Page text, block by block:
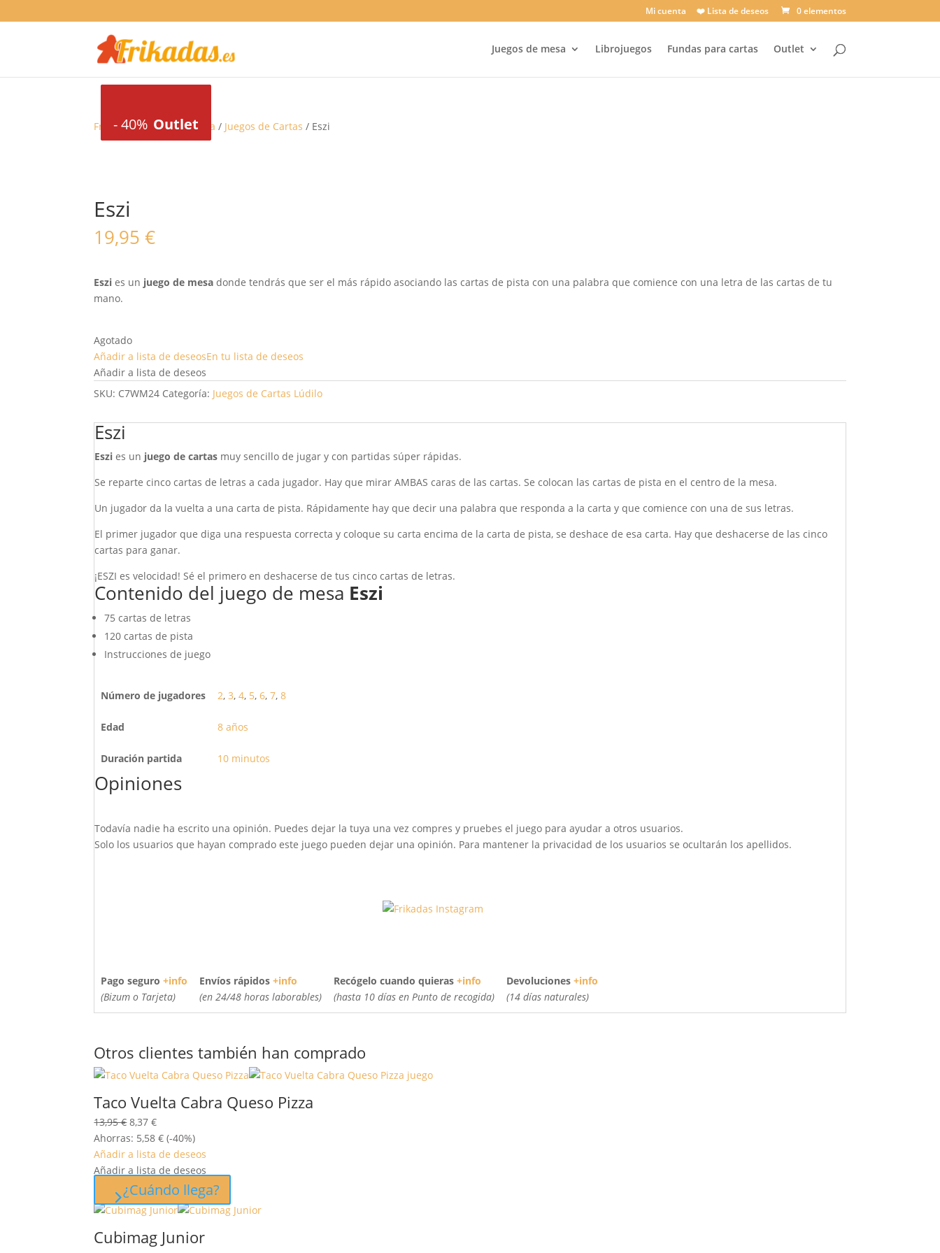
Mi cuenta ❤️ Lista de deseos 0 elementos
Juegos de mesa Librojuegos Fundas para cartas Outlet
Frikadas/Juegos de mesa / Juegos de Cartas / Eszi
Eszi
19,95€
Eszi es un juego de mesa donde tendrás que ser el más rápido asociando las cartas de pista con una palabra que comience con una letra de las cartas de tu
mano.
Agotado
Añadir a lista de deseosEn tu lista de deseos
Añadir a lista de deseos
SKU: C7WM24 Categoría: Juegos de Cartas Lúdilo
Eszi
Eszi es un juego de cartas muy sencillo de jugar y con partidas súper rápidas.
Se reparte cinco cartas de letras a cada jugador. Hay que mirar AMBAS caras de las cartas. Se colocan las cartas de pista en el centro de la mesa.
Un jugador da la vuelta a una carta de pista. Rápidamente hay que decir una palabra que responda a la carta y que comience con una de sus letras.
El primer jugador que diga una respuesta correcta y coloque su carta encima de la carta de pista, se deshace de esa carta. Hay que deshacerse de las cinco
cartas para ganar.
¡ESZI es velocidad! Sé el primero en deshacerse de tus cinco cartas de letras.
Contenido del juego de mesa Eszi
75 cartas de letras
120 cartas de pista
Instrucciones de juego
Número de jugadores 2, 3, 4, 5, 6, 7, 8
Edad 8 años
Duración partida 10 minutos
Opiniones
Todavía nadie ha escrito una opinión. Puedes dejar la tuya una vez compres y pruebes el juego para ayudar a otros usuarios.
Solo los usuarios que hayan comprado este juego pueden dejar una opinión. Para mantener la privacidad de los usuarios se ocultarán los apellidos.
Pago seguro +info
(Bizum o Tarjeta)
Envíos rápidos +info
(en 24/48 horas laborables)
Recógelo cuando quieras +info
(hasta 10 días en Punto de recogida)
Devoluciones +info
(14 días naturales)
Otros clientes también han comprado
-40% Outlet
Taco Vuelta Cabra Queso Pizza
13,95€El
precio
original
era:
13,95 €.
8,37€El
precio
actual
es:
8,37 €.
Ahorras: 5,58€ (-40%)
Añadir a lista de deseos
Añadir a lista de deseos
¿Cuándo llega?
-40% Outlet
Cubimag Junior
-40% Outlet